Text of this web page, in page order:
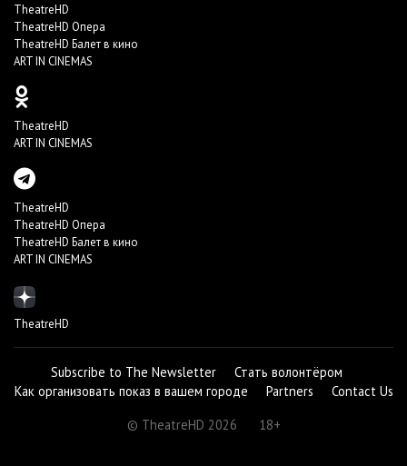
TheatreHD
TheatreHD Опера
TheatreHD Балет в кино
ART IN CINEMAS
TheatreHD
ART IN CINEMAS
TheatreHD
TheatreHD Опера
TheatreHD Балет в кино
ART IN CINEMAS
TheatreHD
Subscribe to The Newsletter
Стать волонтёром
Как организовать показ в вашем городе
Partners
Contact Us
© TheatreHD 2026
18+